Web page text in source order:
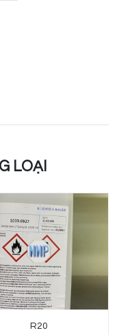
LOẠI
R20